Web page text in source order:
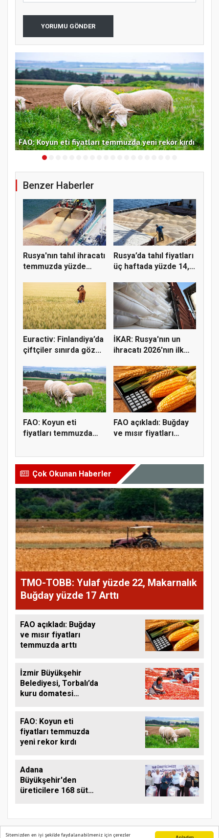
Sitemizden en iyi şekilde faydalanabilmeniz için çerezler
YORUMU GÖNDER
FAO: Koyun eti fiyatları temmuzda yeni rekor kırdı
Benzer Haberler
Rusya'nın tahıl ihracatı
temmuzda yüzde
Rusya’da tahıl fiyatları
üç haftada yüzde 14,...
Euractiv: Finlandiya’da
çiftçiler sınırda göz...
İKAR: Rusya'nın un
ihracatı 2026'nın ilk
FAO: Koyun eti
fiyatları temmuzda
FAO açıkladı: Buğday
ve mısır fiyatları
Çok Okunan Haberler
TMO-TOBB: Yulaf yüzde 22, Makarnalık
Buğday yüzde 17 Arttı
FAO açıkladı: Buğday
ve mısır fiyatları
temmuzda arttı
İzmir Büyükşehir
Belediyesi, Torbalı’da
kuru domatesi
FAO: Koyun eti
fiyatları temmuzda
yeni rekor kırdı
Adana
Büyükşehir'den
üreticilere 168 süt